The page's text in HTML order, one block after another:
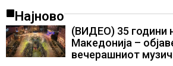
Најново
(ВИДЕО) 35 години
Македонија –
вечерашниот